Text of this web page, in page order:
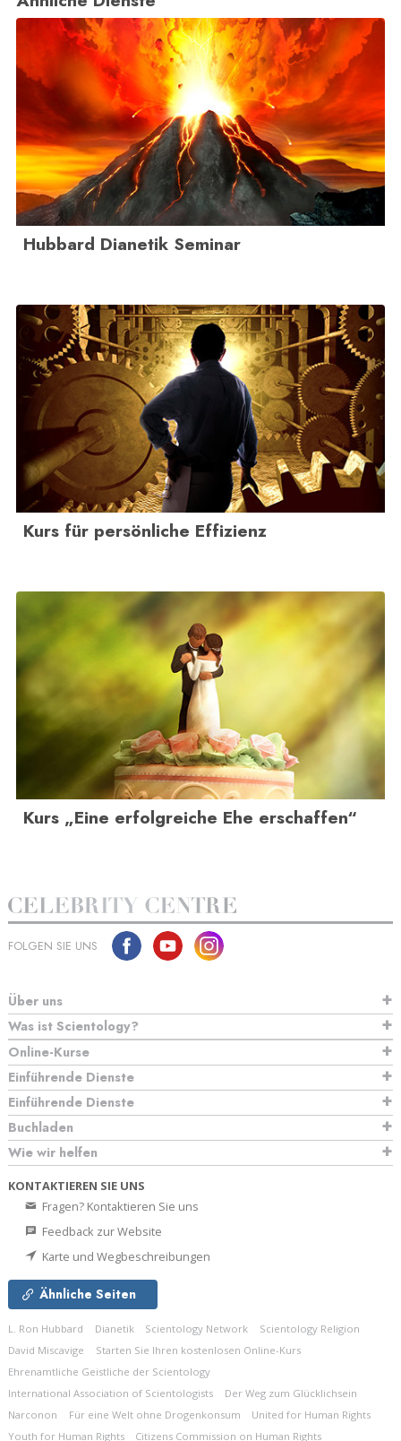
Hubbard Dianetik Seminar
Kurs für persönliche Effizienz
Kurs „Eine erfolgreiche Ehe erschaffen“
FOLGEN SIE UNS
Über uns
Was ist Scientology?
Online-Kurse
Einführende Dienste
Einführende Dienste
Buchladen
Wie wir helfen
KONTAKTIEREN SIE UNS
Fragen? Kontaktieren Sie uns
Feedback zur Website
Karte und Wegbeschreibungen
Ähnliche Seiten
L. Ron Hubbard Dianetik Scientology Network
Scientology Religion
David Miscavige
Starten Sie Ihren kostenlosen Online-Kurs
Ehrenamtliche Geistliche der Scientology
International Association of Scientologists
Der Weg zum Glücklichsein
Narconon
Für eine Welt ohne Drogenkonsum
United for Human Rights
Youth for Human Rights
Citizens Commission on Human Rights